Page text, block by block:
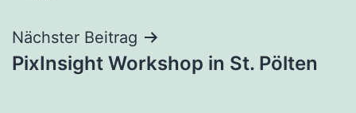
Nächster Beitrag
PixInsight Workshop in St. Pölten